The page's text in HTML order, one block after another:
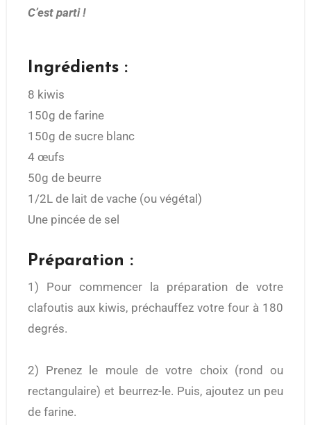
C’est parti !
Ingrédients :
8 kiwis
150g de farine
150g de sucre blanc
4 œufs
50g de beurre
1/2L de lait de vache (ou végétal)
Une pincée de sel
Préparation :
1) Pour commencer la préparation de votre
clafoutis aux kiwis, préchauffez votre four à 180
degrés.
2) Prenez le moule de votre choix (rond ou
rectangulaire) et beurrez-le. Puis, ajoutez un peu
de farine.